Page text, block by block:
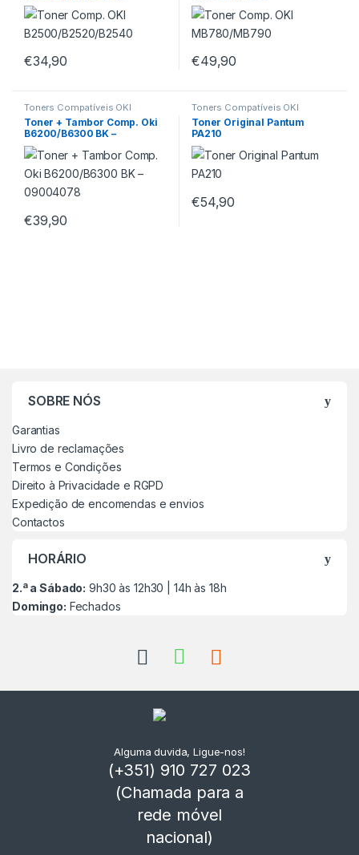
€34,90 €49,90
Toners Compatíveis OKI
Toner + Tambor Comp. Oki
B6200/B6300 BK –
09004078
€39,90
Toners Compatíveis OKI
Toner Original Pantum
PA210
€54,90
SOBRE NÓS
Garantias
Livro de reclamações
Termos e Condições
Direito à Privacidade e RGPD
Expedição de encomendas e envios
Contactos
HORÁRIO
2.ª a Sábado: 9h30 às 12h30 | 14h às 18h
Domingo: Fechados
Alguma duvida, Ligue-nos!
(+351) 910 727 023
(Chamada para a
rede móvel
nacional)